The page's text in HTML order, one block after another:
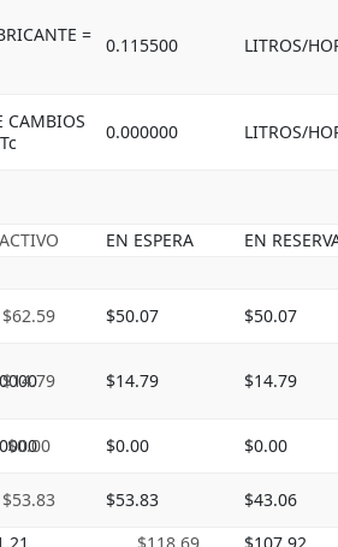
=
0.115500 LITROS/
CAMBIOS
0.000000 LITROS/
ACTIVO EN ESPERA
EN
$62.59 $50.07
$50.07
$14.79 $14.79 $14.79
$0.00 $0.00
$0.00
$53.83 $53.83
$43.06